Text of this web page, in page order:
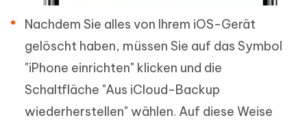
Nachdem Sie alles von Ihrem iOS-Gerät
gelöscht haben, müssen Sie auf das Symbol
"iPhone einrichten" klicken und die
Schaltfläche "Aus iCloud-Backup
wiederherstellen" wählen. Auf diese Weise